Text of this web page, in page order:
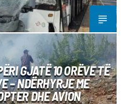
GJATË 10 ORËVE TË
– NDËRHYRJE ME
DHE AVION